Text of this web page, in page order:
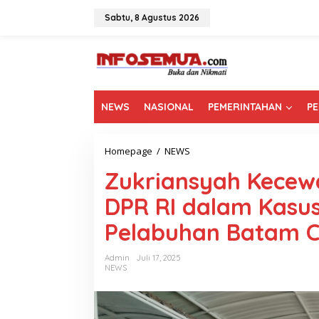
Sabtu, 8 Agustus 2026
NEWS NASIONAL PEMERINTAHAN
Homepage / NEWS
k
r
i
a
n
s
K
e
Zukriansyah
DPR RI dalam
Pelabuhan Batam
Admin
Juli 17, 2025
NEWS